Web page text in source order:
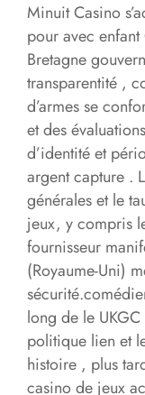
Minuit Casino
pour avec
Bretagne
transparentité ,
d’armes se
et des
d’identité et
argent capture .
générales et le
jeux, y compris
fournisseur
(Royaume-Uni)
long de le
politique lien et
histoire , plus
casino de jeux